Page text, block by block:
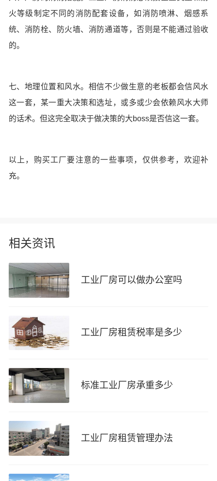
火等级制定不同的消防配套设备，如消防喷淋、烟感系
统、消防栓、防火墙、消防通道等，否则是不能通过验收
的。
七、地理位置和风水。相信不少做生意的老板都会信风水
这一套，某一重大决策和选址，或多或少会依赖风水大师
的话术。但这完全取决于做决策的大boss是否信这一套。
以上，购买工厂要注意的一些事项，仅供参考，欢迎补
充。
相关资讯
工业厂房可以做办公室吗
工业厂房租赁税率是多少
标准工业厂房承重多少
工业厂房租赁管理办法